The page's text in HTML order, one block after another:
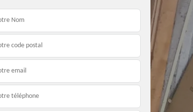
Débarras de grenier et
Démolition véhicule
42